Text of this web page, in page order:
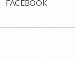
FACEBOOK